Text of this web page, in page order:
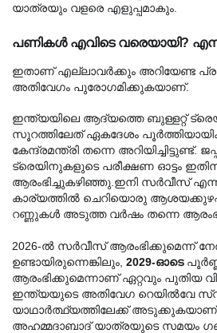
യാത്രയും വളരെ എളുപ്പമാകും.
പണികൾ എവിടെ വരെയായി?
ഇതാണ് എല്ലാവർക്കും അറിയേണ്ട
അതിവേഗം പുരോഗമിക്കുകയാണ്.
ഇന്ത്യയിലെ ആദ്യത്തെ ബുള്ളറ്റ്
സൂറത്തിലേത് ഏകദേശം
കേന്ദ്രമന്ത്രി തന്നെ അറിയിച്ചിട്ടുണ്ട്.
ട്രെയിനുകളുടെ പരീക്ഷണ ഓട്ടം
ആരംഭിച്ചുകഴിഞ്ഞു. ഇനി സർവീസ്
കാര്യത്തിൽ ചെറിയൊരു
റണ്ണുകൾ അടുത്ത വർഷം തന്നെ
2026-ൽ സർവീസ് ആരംഭിക്കുമെന്ന്
ഉണ്ടായിരുന്നെങ്കിലും, 2029-ഓടെ
ആരംഭിക്കുമെന്നാണ് ഏറ്റവും പുതിയ
ഇന്ത്യയുടെ അതിവേഗ റെയിൽവേ
യാഥാർത്ഥ്യത്തിലേക്ക്
അഹമ്മദാബാദ് യാത്രയുടെ സമയം